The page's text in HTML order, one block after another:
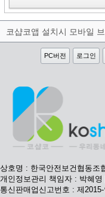
PC버전 로그인
상호명 : 한국안전보건협동조
개인정보관리 책임자 : 박혜
통신판매업신고번호 : 제